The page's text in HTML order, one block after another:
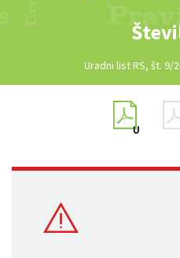
Uradni list RS, št. 9/